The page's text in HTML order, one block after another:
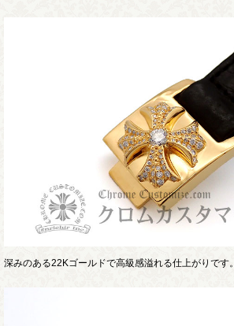
深みのある22Kゴールドで高級感溢れる仕上がりです。